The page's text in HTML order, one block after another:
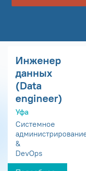
Инженер
данных
(Data
engineer)
Уфа
Системное
&
DevOps